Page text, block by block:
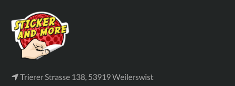
Trierer Strasse 138, 53919 Weilerswist